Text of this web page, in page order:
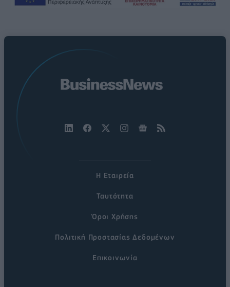
Η Εταιρεία
Ταυτότητα
Όροι Χρήσης
Πολιτική Προστασίας Δεδομένων
Επικοινωνία